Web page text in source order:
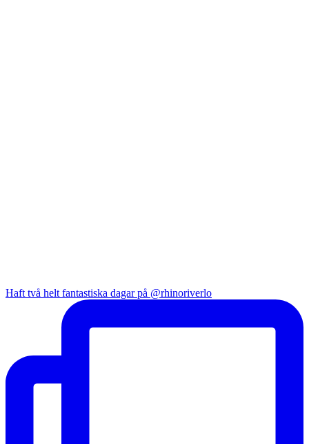
Haft två helt fantastiska dagar på @rhinoriverlo